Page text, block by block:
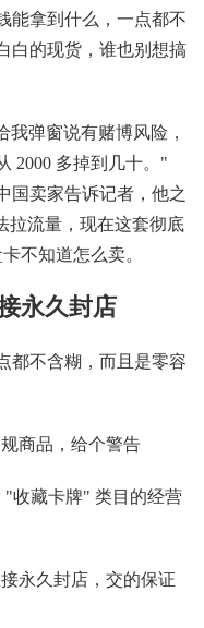
能拿到什么，一点都不
白的现货，谁也别想搞
我弹窗说有赌博风险，
2000 多掉到几十。"
国卖家告诉记者，他之
拉流量，现在这套彻底
不知道怎么卖。
永久封店
都不含糊，而且是零容
商品，给个警告
"收藏卡牌" 类目的经营
永久封店，交的保证